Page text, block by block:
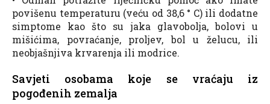
povišenu temperaturu (veću od 38,6 ° C) ili dodatne
simptome kao što su jaka glavobolja, bolovi u
mišićima, povraćanje, proljev, bol u želucu, ili
neobjašnjiva krvarenja ili modrice.
Savjeti osobama koje se vraćaju iz
pogođenih zemalja